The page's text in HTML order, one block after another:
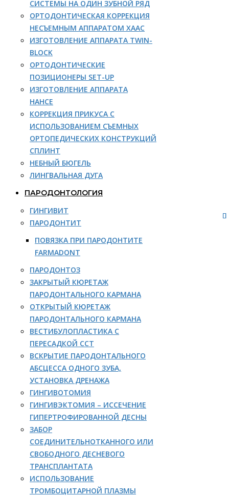
СИСТЕМЫ НА ОДИН ЗУБНОЙ РЯД
ОРТОДОНТИЧЕСКАЯ КОРРЕКЦИЯ
НЕСЪЕМНЫМ АППАРАТОМ ХААС
ИЗГОТОВЛЕНИЕ АППАРАТА TWIN-
BLOCK
ОРТОДОНТИЧЕСКИЕ
ПОЗИЦИОНЕРЫ SET-UP
ИЗГОТОВЛЕНИЕ АППАРАТА
НАНСЕ
КОРРЕКЦИЯ ПРИКУСА С
ИСПОЛЬЗОВАНИЕМ СЪЕМНЫХ
ОРТОПЕДИЧЕСКИХ КОНСТРУКЦИЙ
СПЛИНТ
НЕБНЫЙ БЮГЕЛЬ
ЛИНГВАЛЬНАЯ ДУГА
ПАРОДОНТОЛОГИЯ
ГИНГИВИТ
ПАРОДОНТИТ
ПОВЯЗКА ПРИ ПАРОДОНТИТЕ
FARMADONT
ПАРОДОНТОЗ
ЗАКРЫТЫЙ КЮРЕТАЖ
ПАРОДОНТАЛЬНОГО КАРМАНА
ОТКРЫТЫЙ КЮРЕТАЖ
ПАРОДОНТАЛЬНОГО КАРМАНА
ВЕСТИБУЛОПЛАСТИКА С
ПЕРЕСАДКОЙ ССТ
ВСКРЫТИЕ ПАРОДОНТАЛЬНОГО
АБСЦЕССА ОДНОГО ЗУБА,
УСТАНОВКА ДРЕНАЖА
ГИНГИВОТОМИЯ
ГИНГИВЭКТОМИЯ – ИССЕЧЕНИЕ
ГИПЕРТРОФИРОВАННОЙ ДЕСНЫ
ЗАБОР
СОЕДИНИТЕЛЬНОТКАННОГО ИЛИ
СВОБОДНОГО ДЕСНЕВОГО
ТРАНСПЛАНТАТА
ИСПОЛЬЗОВАНИЕ
ТРОМБОЦИТАРНОЙ ПЛАЗМЫ